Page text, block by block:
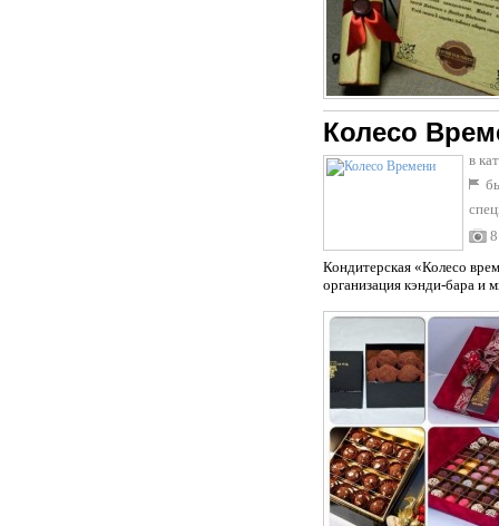
Колесо
в
8
Кондитерская «Колесо
организация кэнди-бара и